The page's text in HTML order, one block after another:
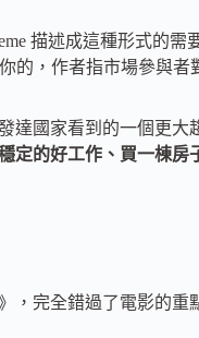
描述成這種形式的
的，作者指市場參與
達國家看到的一個更大
定的好工作、買一棟
，完全錯過了電影的